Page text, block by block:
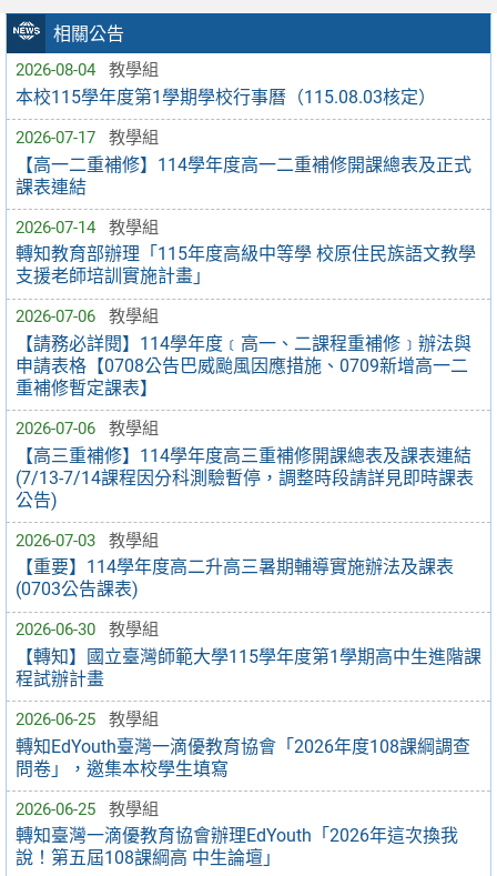
相關公告
2026-08-04 教學組
本校115學年度第1學期學校行事曆（115.08.03核定）
2026-07-17 教學組
【高一二重補修】114學年度高一二重補修開課總表及正式
課表連結
2026-07-14 教學組
轉知教育部辦理「115年度高級中等學 校原住民族語文教學
支援老師培訓實施計畫」
2026-07-06 教學組
【請務必詳閱】114學年度﹝高一、二課程重補修﹞辦法與
申請表格【0708公告巴威颱風因應措施、0709新增高一二
重補修暫定課表】
2026-07-06 教學組
【高三重補修】114學年度高三重補修開課總表及課表連結
(7/13-7/14課程因分科測驗暫停，調整時段請詳見即時課表
公告)
2026-07-03 教學組
【重要】114學年度高二升高三暑期輔導實施辦法及課表
(0703公告課表)
2026-06-30 教學組
【轉知】國立臺灣師範大學115學年度第1學期高中生進階課
程試辦計畫
2026-06-25 教學組
轉知EdYouth臺灣一滴優教育協會「2026年度108課綱調查
問卷」，邀集本校學生填寫
2026-06-25 教學組
轉知臺灣一滴優教育協會辦理EdYouth「2026年這次換我
說！第五屆108課綱高 中生論壇」